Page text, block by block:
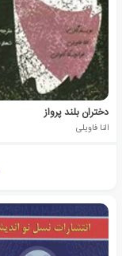
دختران بلند پرواز
النا فاویلی